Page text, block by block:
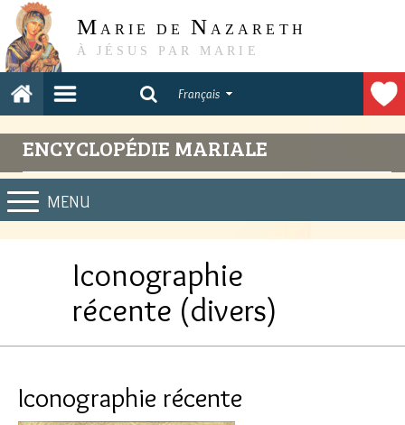
M ARIE DE N AZARETH
À JÉSUS PAR MARIE
Français
ENCYCLOPÉDIE MARIALE
MENU
Iconographie
récente (divers)
Iconographie récente